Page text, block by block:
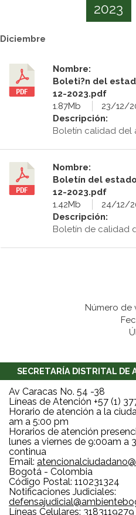
2023
Diciembre
Nombre:
Boleti?n del
12-2023.pdf
1.87Mb
23/12/
Descripción:
Boletín calidad del
Nombre:
Boletín del
12-2023.pdf
1.42Mb
24/12/
Descripción:
Boletín de calidad
Número de
SECRETARÍA DISTRITAL DE
Av Caracas No. 54 -38
Líneas de Atención +57 (1)
Horario de atención a la
am a 5:00 pm
Horarios de atención
lunes a viernes de 9:00am a
continua
Email:
Bogotá - Colombia
Código Postal: 110231324
Notificaciones Judiciales:
Líneas Celulares: